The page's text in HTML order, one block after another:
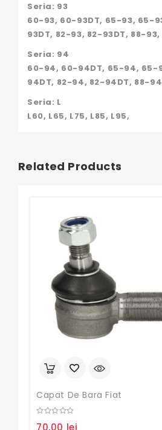
Seria: 93
60-93, 60-93DT, 65-93, 65-
93DT, 82-93, 82-93DT, 88-
Seria: 94
60-94, 60-94DT, 65-94, 65-
94DT, 82-94, 82-94DT, 88-
Seria: L
L60, L65, L75, L85, L95,
Related Products
Capat De Bara Fiat
out
70,00 lei